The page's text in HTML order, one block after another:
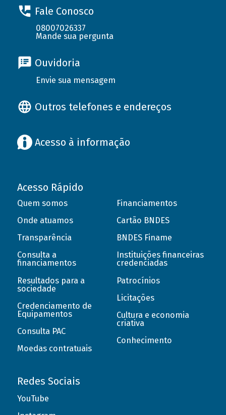
Fale Conosco
08007026337
Mande sua pergunta
Ouvidoria
Envie sua mensagem
Outros telefones e endereços
Acesso à informação
Acesso Rápido
Quem somos
Onde atuamos
Transparência
Consulta a
financiamentos
Resultados para a
sociedade
Credenciamento de
Equipamentos
Consulta PAC
Moedas contratuais
Financiamentos
Cartão BNDES
BNDES Finame
Instituições financeiras
credenciadas
Patrocínios
Licitações
Cultura e economia
criativa
Conhecimento
Redes Sociais
YouTube